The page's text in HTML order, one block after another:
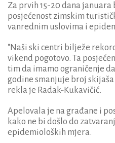
Za prvih 15-20 dana
posjećenost zimskim
vanrednim uslovima i
"Naši ski centri bilježe
vikend pogotovo. Ta
tim da imamo ograničenje
godine smanjuje broj
rekla je Radak-Kukavičić.
Apelovala je na građane i
kako ne bi došlo do
epidemioloških mjera.